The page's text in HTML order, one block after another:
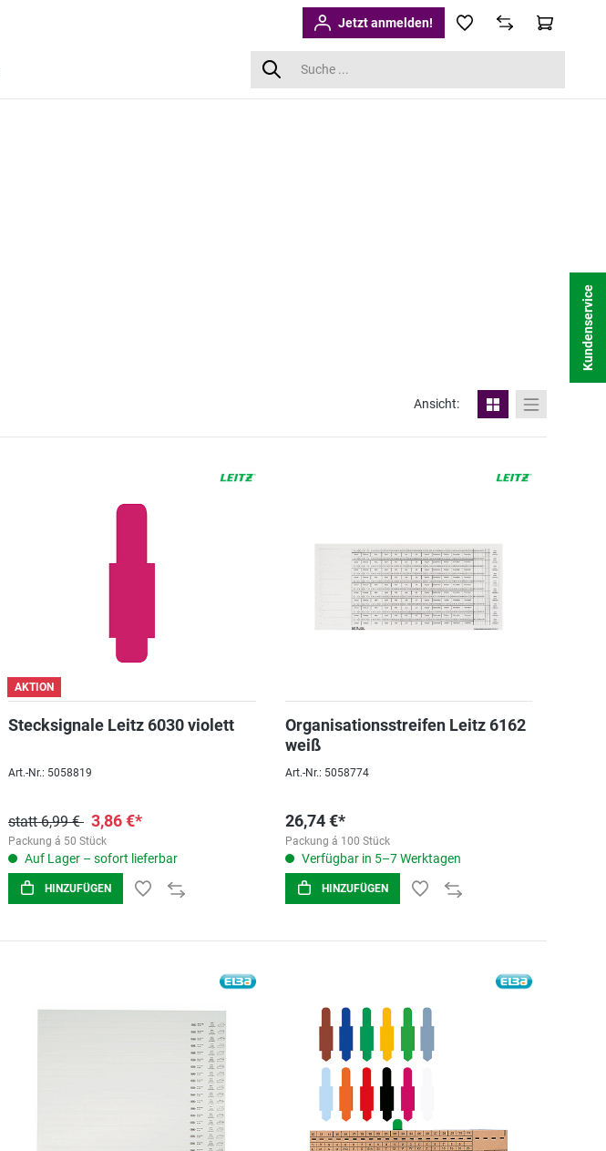
Jetzt anmelden!
Ansicht:
AKTION
Stecksignale Leitz 6030 violett
Art.-Nr.: 5058819
statt 6,99 € 3,86 €*
Packung á 50 Stück
Auf Lager – sofort lieferbar
HINZUFÜGEN
Organisationsstreifen Leitz 6162
weiß
Art.-Nr.: 5058774
26,74 €*
Packung á 100 Stück
Verfügbar in 5–7 Werktagen
HINZUFÜGEN
Kundenservice